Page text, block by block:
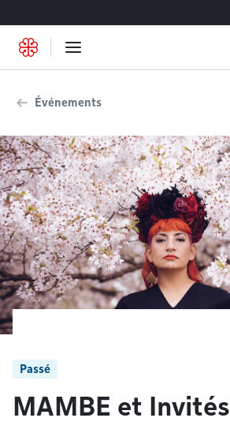
Événements
Passé
MAMBE et Invités